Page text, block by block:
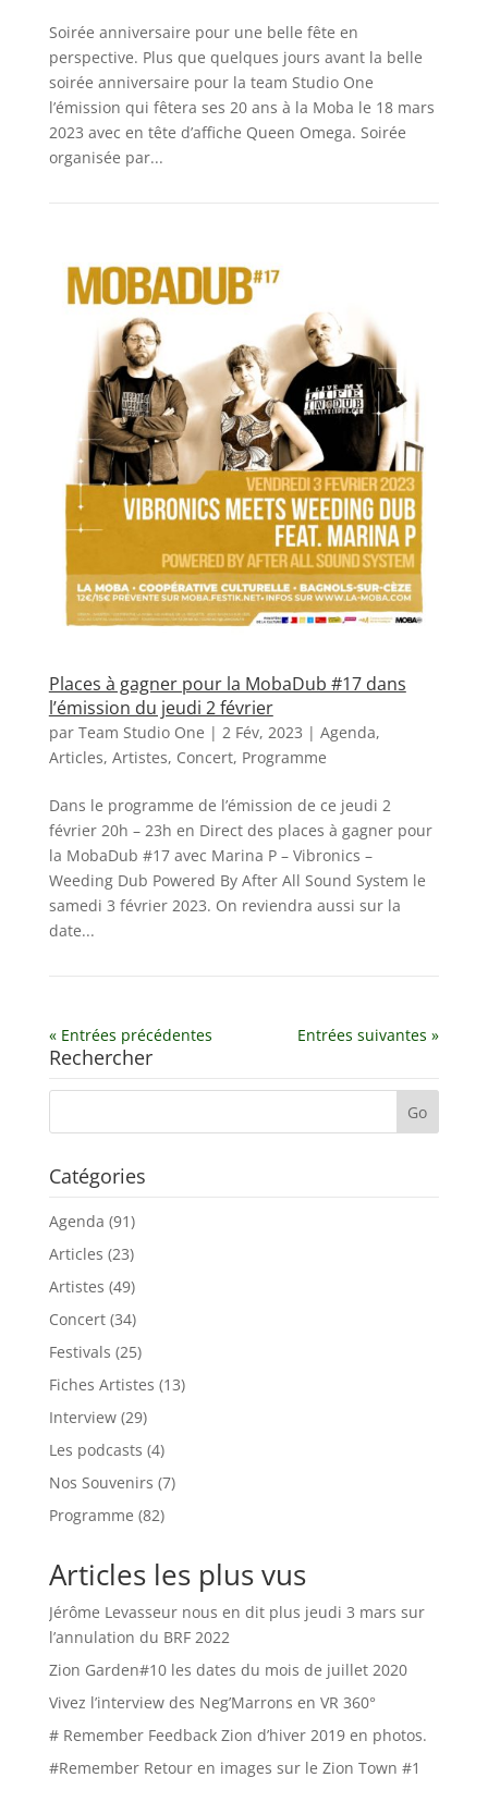
Soirée anniversaire pour une belle fête en
perspective. Plus que quelques jours avant la belle
soirée anniversaire pour la team Studio One
l’émission qui fêtera ses 20 ans à la Moba le 18 mars
2023 avec en tête d’affiche Queen Omega. Soirée
organisée par...
Places à gagner pour la MobaDub #17 dans
l’émission du jeudi 2 février
par Team Studio One | 2 Fév, 2023 | Agenda,
Articles, Artistes, Concert, Programme
Dans le programme de l’émission de ce jeudi 2
février 20h – 23h en Direct des places à gagner pour
la MobaDub #17 avec Marina P – Vibronics –
Weeding Dub Powered By After All Sound System le
samedi 3 février 2023. On reviendra aussi sur la
date...
« Entrées précédentes Entrées suivantes »
Rechercher
Catégories
Agenda (91)
Articles (23)
Artistes (49)
Concert(34)
Festivals (25)
Fiches Artistes (13)
Interview(29)
Les podcasts (4)
Nos Souvenirs (7)
Programme (82)
Articles les plus vus
Jérôme Levasseur nous en dit plus jeudi 3 mars sur
l’annulation du BRF 2022
Zion Garden#10 les dates du mois de juillet 2020
Vivez l’interview des Neg’Marrons en VR 360°
# Remember Feedback Zion d’hiver 2019 en photos.
#Remember Retour en images sur le Zion Town #1